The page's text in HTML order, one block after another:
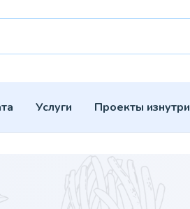
Услуги Проекты изнутри